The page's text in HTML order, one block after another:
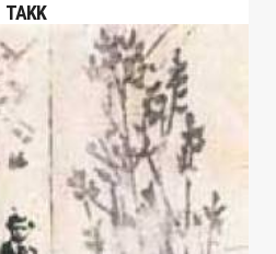
TAKK